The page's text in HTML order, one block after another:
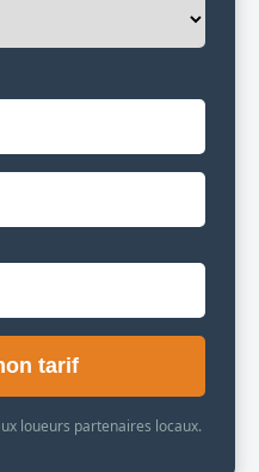
tarif
loueurs partenaires locaux.